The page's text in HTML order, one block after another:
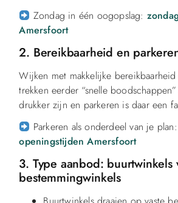
Zondag in één oogopslag:
Amersfoort
2. Bereikbaarheid en
Wijken met makkelijke
trekken eerder “snelle
drukker zijn en parkeren is daar een
Parkeren als onderdeel van je plan:
openingstijden Amersfoort
3. Type aanbod: buurtwinkels
bestemmingwinkels